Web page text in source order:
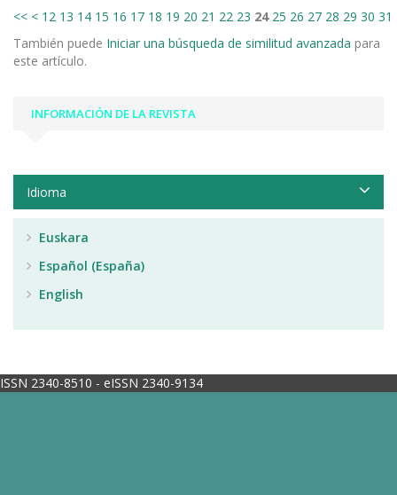
<< < 12 13 14 15 16 17 18 19 20 21 22 23 24 25 26 27 28 29 30 31
También puede Iniciar una búsqueda de similitud avanzada para
este artículo.
INFORMACIÓN DE LA REVISTA
Idioma
Euskara
Español (España)
English
ISSN 2340-8510 - eISSN 2340-9134